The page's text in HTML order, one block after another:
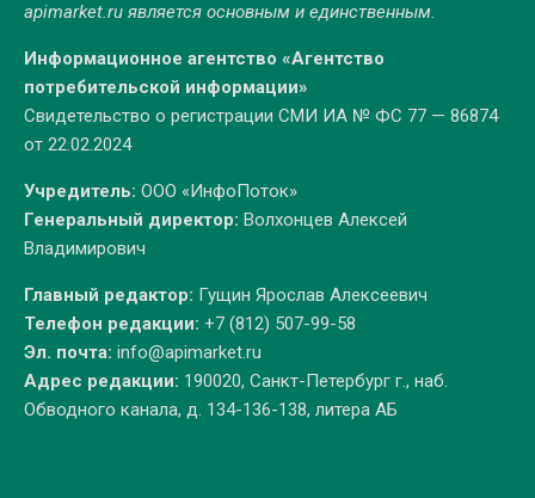
apimarket.ruявляется основным и единственным.
Информационное агентство «Агентство
потребительской информации»
Свидетельство о регистрации СМИ ИА № ФС 77 — 86874
от 22.02.2024
Учредитель: ООО «ИнфоПоток»
Генеральный директор: Волхонцев Алексей
Владимирович
Главный редактор: Гущин Ярослав Алексеевич
Телефон редакции: +7 (812) 507-99-58
Эл. почта: info@apimarket.ru
Адрес редакции: 190020, Санкт-Петербург г., наб.
Обводного канала, д. 134-136-138, литера АБ